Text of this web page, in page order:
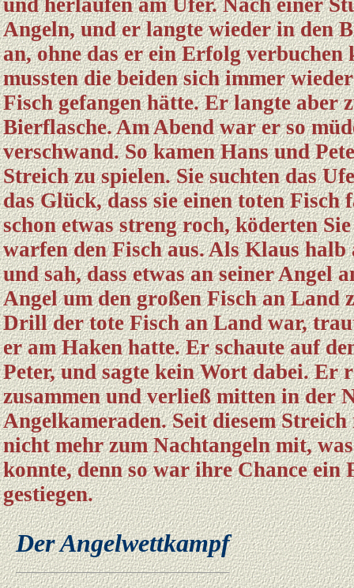
und herlaufen am Ufer. Nach einer
Angeln, und er langte wieder in den
an, ohne das er ein Erfolg verbuchen
mussten die beiden sich immer
Fisch gefangen hätte. Er langte aber
Bierflasche. Am Abend war er so
verschwand. So kamen Hans und
Streich zu spielen. Sie suchten das
das Glück, dass sie einen toten Fisch
schon etwas streng roch, köderten
warfen den Fisch aus. Als Klaus
und sah, dass etwas an seiner Angel
Angel um den großen Fisch an Land
Drill der tote Fisch an Land war,
er am Haken hatte. Er schaute auf
Peter, und sagte kein Wort dabei. Er
zusammen und verließ mitten in der
Angelkameraden. Seit diesem
nicht mehr zum Nachtangeln mit,
konnte, denn so war ihre Chance ein
gestiegen.
Der Angelwettkampf